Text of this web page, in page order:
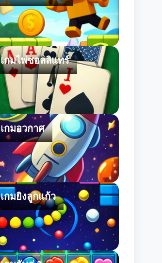
เกมไพ่ซอลลิแทร์
เกมอวกาศ
เกมยิงลูกแก้ว